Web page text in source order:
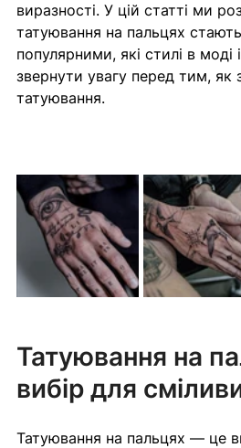
виразності. У цій статті ми
татуювання на пальцях
популярними, які стилі в моді
звернути увагу перед тим, як
татуювання.
Татуювання на
вибір для
Татуювання на пальцях — це